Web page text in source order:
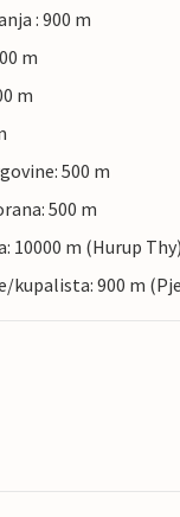
: 900 m
m
m
500 m
500 m
10000 m (Hurup Thy)
kupalista: 900 m